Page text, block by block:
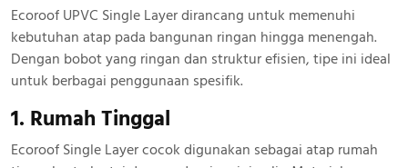
Ecoroof UPVC Single Layer dirancang untuk memenuhi
kebutuhan atap pada bangunan ringan hingga menengah.
Dengan bobot yang ringan dan struktur efisien, tipe ini ideal
untuk berbagai penggunaan spesifik.
1. Rumah Tinggal
Ecoroof Single Layer cocok digunakan sebagai atap rumah